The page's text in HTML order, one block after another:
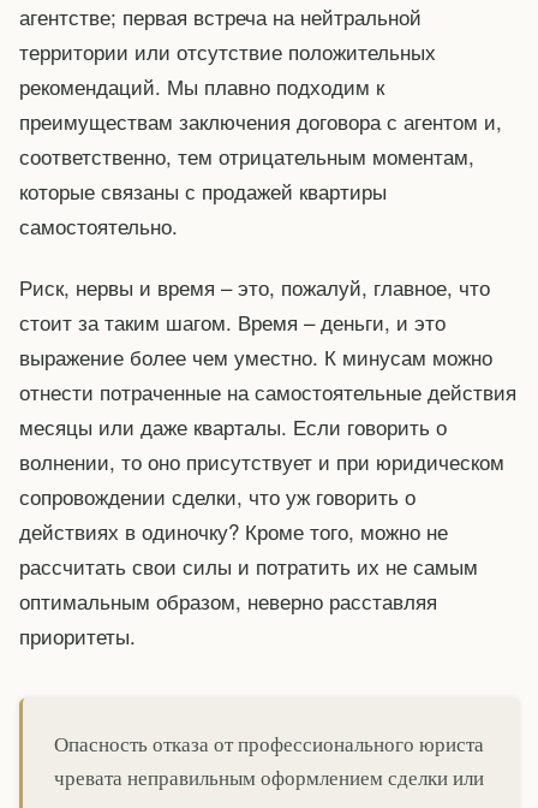
агентстве; первая встреча на нейтральной
территории или отсутствие положительных
рекомендаций. Мы плавно подходим к
преимуществам заключения договора с агентом и,
соответственно, тем отрицательным моментам,
которые связаны с продажей квартиры
самостоятельно.
Риск, нервы и время – это, пожалуй, главное, что
стоит за таким шагом. Время – деньги, и это
выражение более чем уместно. К минусам можно
отнести потраченные на самостоятельные действия
месяцы или даже кварталы. Если говорить о
волнении, то оно присутствует и при юридическом
сопровождении сделки, что уж говорить о
действиях в одиночку? Кроме того, можно не
рассчитать свои силы и потратить их не самым
оптимальным образом, неверно расставляя
приоритеты.
Опасность отказа от профессионального юриста
чревата неправильным оформлением сделки или